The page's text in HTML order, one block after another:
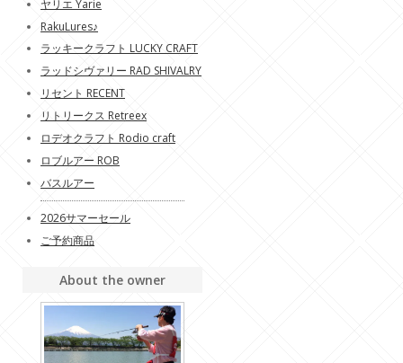
ヤリエ Yarie
RakuLures♪
ラッキークラフト LUCKY CRAFT
ラッドシヴァリー RAD SHIVALRY
リセント RECENT
リトリークス Retreex
ロデオクラフト Rodio craft
ロブルアー ROB
バスルアー
2026サマーセール
ご予約商品
About the owner